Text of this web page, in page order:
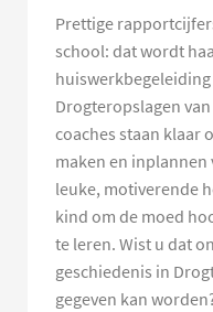
Prettige
school: dat wordt
Drogteropslagen
coaches staan klaar
maken en inplannen
leuke, motiverende
kind om de moed
te leren. Wist u dat
geschiedenis in
gegeven kan